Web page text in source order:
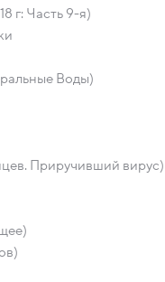
г: Часть 9-я)
Воды)
Приручивший вирус)